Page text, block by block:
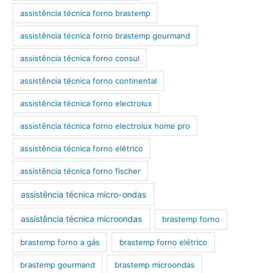
assistência técnica forno brastemp
assistência técnica forno brastemp gourmand
assistência técnica forno consul
assistência técnica forno continental
assistência técnica forno electrolux
assistência técnica forno electrolux home pro
assistência técnica forno elétrico
assistência técnica forno fischer
assistência técnica micro-ondas
assistência técnica microondas brastemp forno
brastemp forno a gás brastemp forno elétrico
brastemp gourmand brastemp microondas